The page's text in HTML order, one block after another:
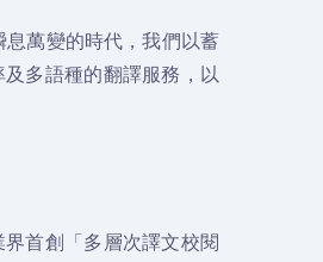
萬變的時代，我們以蓄
多語種的翻譯服務，以
首創「多層次譯文校閱